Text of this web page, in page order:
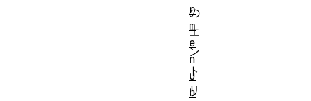
の
エ
ン
ト
リ
r
m
e
n
u
b